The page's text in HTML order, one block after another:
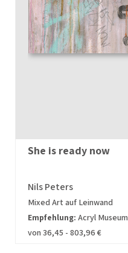
She is ready now
Nils Peters
Mixed Art auf Leinwand
Empfehlung: Acryl Museum
von 36,45 - 803,96 €